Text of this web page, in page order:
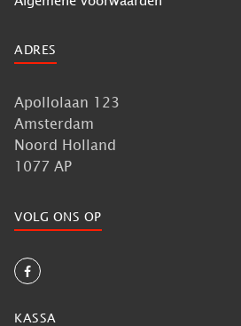
ADRES
Apollolaan 123
Amsterdam
Noord Holland
1077 AP
VOLG ONS OP
KASSA